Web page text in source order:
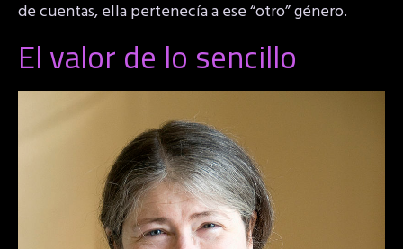
de cuentas, ella pertenecía a ese “otro” género.
El valor de lo sencillo